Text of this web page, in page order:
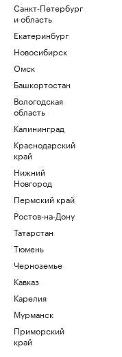
Санкт-Петербург
и область
Екатеринбург
Новосибирск
Омск
Башкортостан
Вологодская
область
Калининград
Краснодарский
край
Нижний
Новгород
Пермский край
Ростов-на-Дону
Татарстан
Тюмень
Черноземье
Кавказ
Карелия
Мурманск
Приморский
край